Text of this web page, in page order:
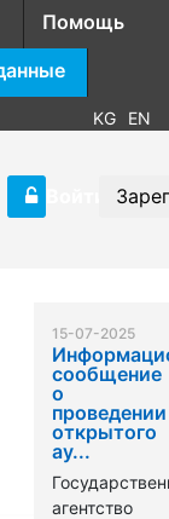
Помощь
KG EN
15-07-2025
сообщение
о
проведении
открытого
ау...
агентство